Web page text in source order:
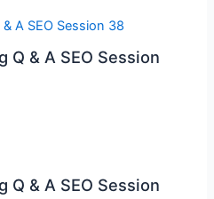
Q & A SEO Session
Q & A SEO Session